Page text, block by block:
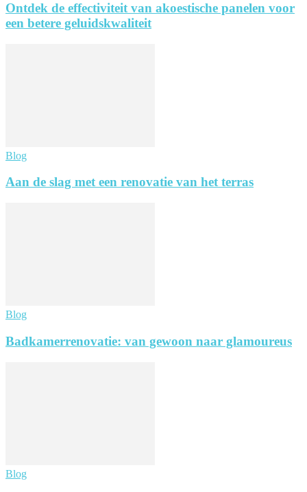
Ontdek de effectiviteit van akoestische panelen voor
een betere geluidskwaliteit
Blog
Aan de slag met een renovatie van het terras
Blog
Badkamerrenovatie: van gewoon naar glamoureus
Blog